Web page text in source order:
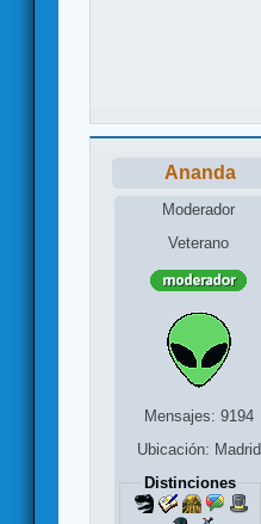
Ananda
Moderador
Veterano
Mensajes: 9194
Ubicación: Madrid
Distinciones